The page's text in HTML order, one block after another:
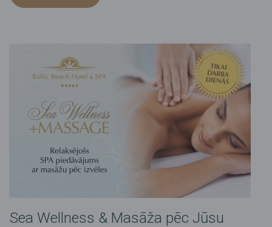
Sea Wellness & Masāža pēc Jūsu